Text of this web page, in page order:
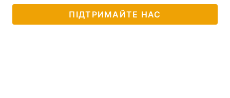
ПІДТРИМАЙТЕ НАС